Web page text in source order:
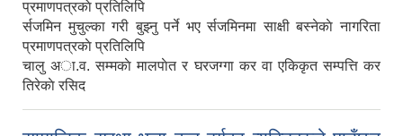
प्रमाणपत्रकाे प्रतिलिपि
र्सजमिन मुचुल्का गरी बुझ्नु पर्ने भए र्सजमिनमा साक्षी बस्नेकाे नागरिता
प्रमाणपत्रकाे प्रतिलिपि
चालु अा.व. सम्मकाे मालपाेत र घरजग्गा कर वा एकिकृत सम्पत्ति कर
तिरेकाे रसिद